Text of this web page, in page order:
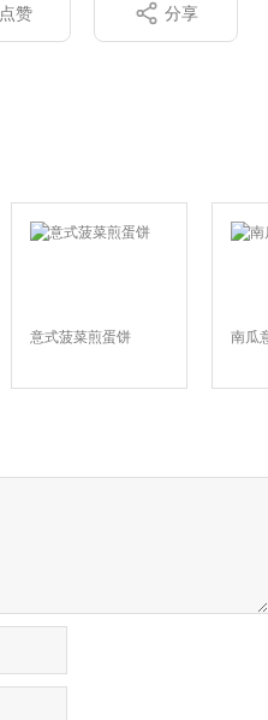
点赞 分享
意式菠菜煎蛋饼 南瓜